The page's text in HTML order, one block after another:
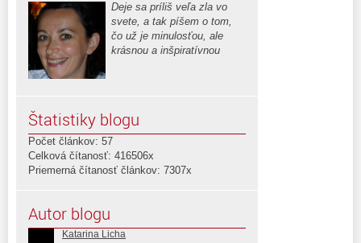
Deje sa príliš veľa zla vo
svete, a tak píšem o tom,
čo už je minulosťou, ale
krásnou a inšpiratívnou
Štatistiky blogu
Počet článkov: 57
Celková čítanosť: 416506x
Priemerná čítanosť článkov: 7307x
Autor blogu
Katarina Licha